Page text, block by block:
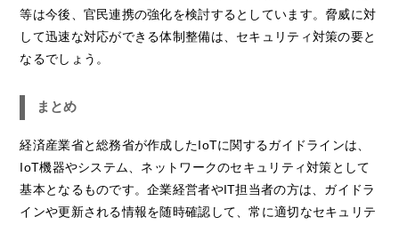
等は今後、官民連携の強化を検討するとしています。脅威に対
して迅速な対応ができる体制整備は、セキュリティ対策の要と
なるでしょう。
まとめ
経済産業省と総務省が作成したIoTに関するガイドラインは、
IoT機器やシステム、ネットワークのセキュリティ対策として
基本となるものです。企業経営者やIT担当者の方は、ガイドラ
インや更新される情報を随時確認して、常に適切なセキュリテ